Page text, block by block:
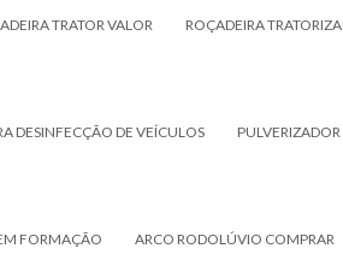
TRATOR VALOR ROÇADEIRA
DESINFECÇÃO DE VEÍCULOS PULVERIZADOR
FORMAÇÃO ARCO RODOLÚVIO COMPRAR